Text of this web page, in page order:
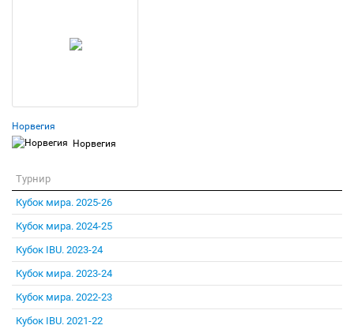
Норвегия
Норвегия
Турнир
Кубок мира. 2025-26
Кубок мира. 2024-25
Кубок IBU. 2023-24
Кубок мира. 2023-24
Кубок мира. 2022-23
Кубок IBU. 2021-22